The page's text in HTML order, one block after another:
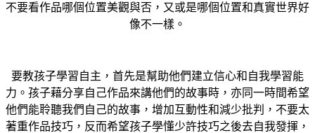
不要看作品哪個位置美觀與否，又或是哪個位置和真實世界好
像不一樣。
要教孩子學習自主，首先是幫助他們建立信心和自我學習能
力。孩子藉分享自己作品來講他們的故事時，亦同一時間希望
他們能聆聽我們自己的故事，增加互動性和減少批判， 不要太
著重作品技巧， 反而希望孩子學懂少許技巧之後去自我發揮，